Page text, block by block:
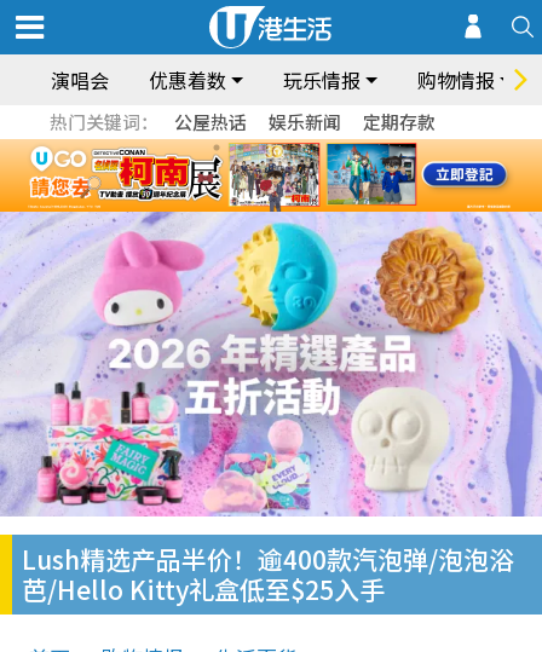
演唱会 优惠着数 玩乐情报 购物情报
热门关键词： 公屋热话 娱乐新闻 定期存款
Lush精选产品半价！逾400款汽泡弹/泡泡浴
芭/Hello Kitty礼盒低至$25入手